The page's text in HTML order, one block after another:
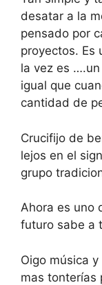
desatar a la
pensado por
proyectos. Es
la vez es
igual que
cantidad de
Crucifijo de
lejos en el
grupo
Ahora es uno
futuro sabe a
Oigo música
mas tonterías